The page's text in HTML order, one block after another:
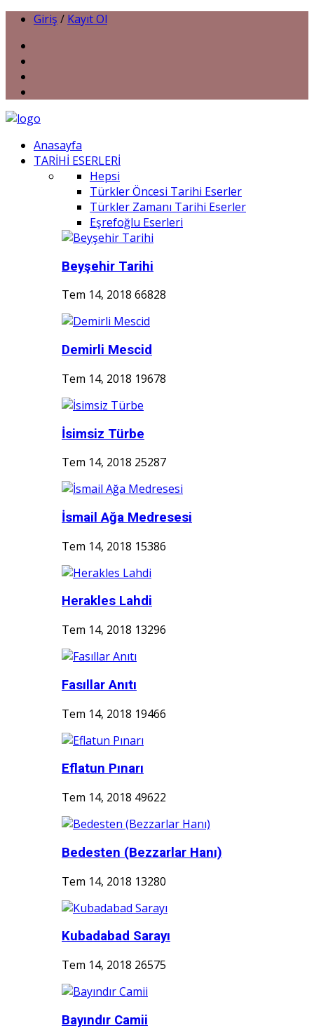
Giriş / Kayıt Ol
Anasayfa
TARİHİ ESERLERİ
Hepsi
Türkler Öncesi Tarihi Eserler
Türkler Zamanı Tarihi Eserler
Eşrefoğlu Eserleri
Beyşehir Tarihi
Tem 14, 2018 66828
Demirli Mescid
Tem 14, 2018 19678
İsimsiz Türbe
Tem 14, 2018 25287
İsmail Ağa Medresesi
Tem 14, 2018 15386
Herakles Lahdi
Tem 14, 2018 13296
Fasıllar Anıtı
Tem 14, 2018 19466
Eflatun Pınarı
Tem 14, 2018 49622
Bedesten (Bezzarlar Hanı)
Tem 14, 2018 13280
Kubadabad Sarayı
Tem 14, 2018 26575
Bayındır Camii